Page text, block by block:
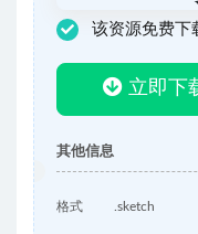
该资源免费下
立即下
其他信息
格式 .sketch